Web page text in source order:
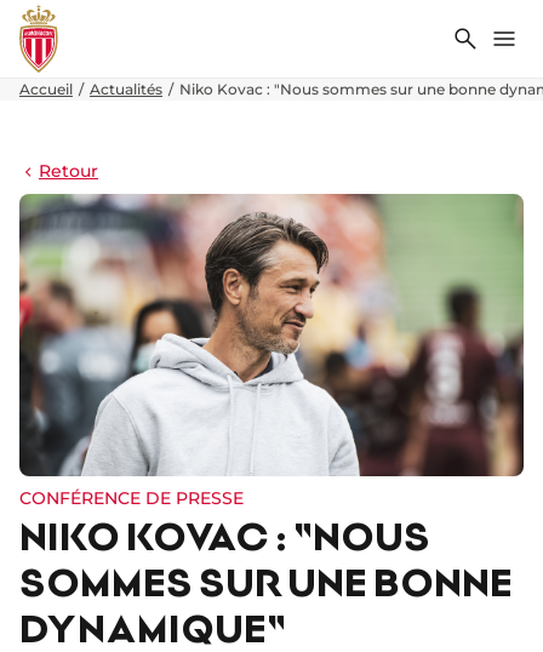
Accueil Actualités Niko Kovac : "Nous sommes sur une bonne
Retour
CONFÉRENCE DE PRESSE
NIKO KOVAC : "NOUS
SOMMES SUR UNE BONNE
DYNAMIQUE"